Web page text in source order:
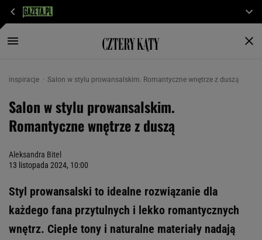
inspiracje Salon w stylu prowansalskim. Romantyczne wnętrze z duszą
Salon w stylu prowansalskim.
Romantyczne wnętrze z duszą
Aleksandra Bitel
13 listopada 2024, 10:00
Styl prowansalski to idealne rozwiązanie dla
każdego fana przytulnych i lekko romantycznych
wnętrz. Ciepłe tony i naturalne materiały nadają